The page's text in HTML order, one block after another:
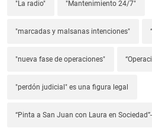
"La radio" "Mantenimiento 24/7"
"marcadas y malsanas intenciones"
"nueva fase de operaciones"
"perdón judicial" es una figura legal
“Pinta a San Juan con Laura en